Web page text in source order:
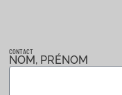
CONTACT
NOM, PRÉNOM